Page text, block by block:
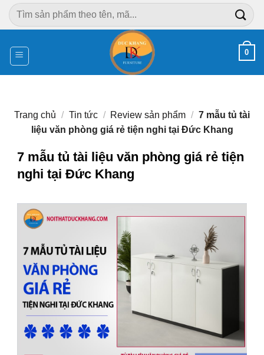
Chuyển
đến
dung
Tìm
kiếm:
0
Trang chủ / Tin tức / Review sản phẩm / 7 mẫu tủ tài
liệu văn phòng giá rẻ tiện nghi tại Đức Khang
7 mẫu tủ tài liệu văn phòng giá rẻ tiện
nghi tại Đức Khang